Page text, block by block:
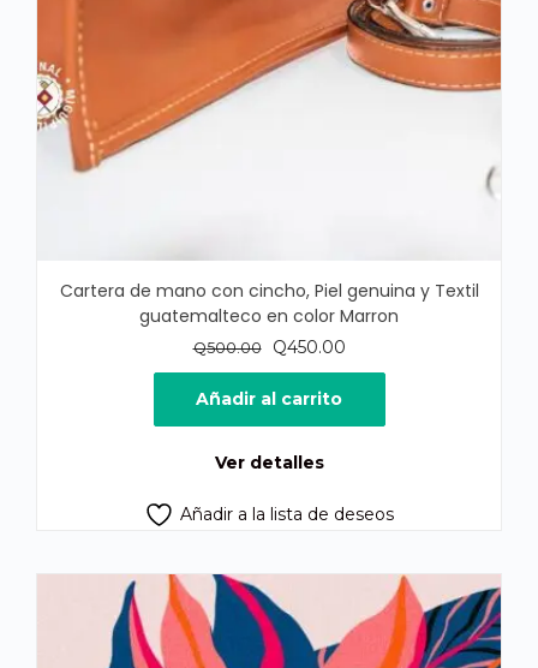
Cartera de mano con cincho, Piel genuina y Textil
guatemalteco en color Marron
Q500.00
El
precio
original
era:
Q450.00El
precio
es:
Añadir al carrito
Ver detalles
Añadir a la lista de deseos